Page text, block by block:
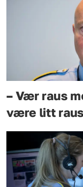
– Vær raus
være litt